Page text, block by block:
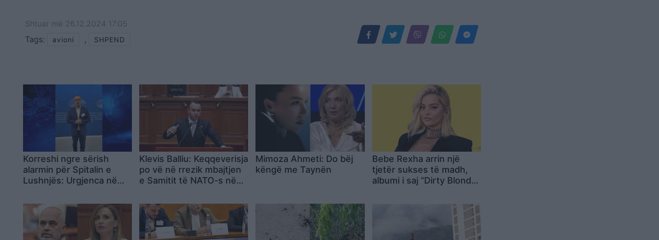
Shtuar më 26.12.2024 17:05
Tags:
avioni , SHPEND
Korreshi ngre sërish
alarmin për Spitalin e
Lushnjës: Urgjenca në
Karakaçit nga Brukseli
Klevis Balliu: Keqqeverisja
po vë në rrezik mbajtjen
e Samitit të NATO-s në
Mimoza Ahmeti: Do bëj
këngë me Taynën
Bebe Rexha arrin një
tjetër sukses të madh,
albumi i saj “Dirty Blonde”
Billboard si albumi më i
dëgjuar i zhanrit ‘dance’